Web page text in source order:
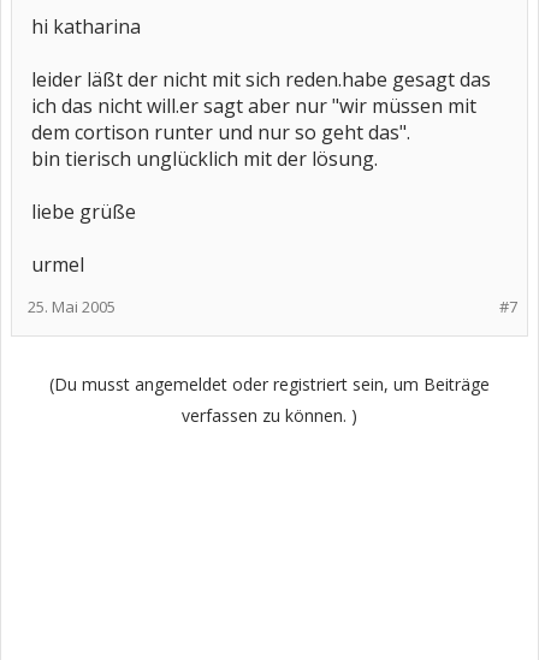
hi katharina
leider läßt der nicht mit sich reden.habe gesagt das
ich das nicht will.er sagt aber nur "wir müssen mit
dem cortison runter und nur so geht das".
bin tierisch unglücklich mit der lösung.
liebe grüße
urmel
#7
25. Mai 2005
(Du musst angemeldet oder registriert sein, um Beiträge
verfassen zu können. )